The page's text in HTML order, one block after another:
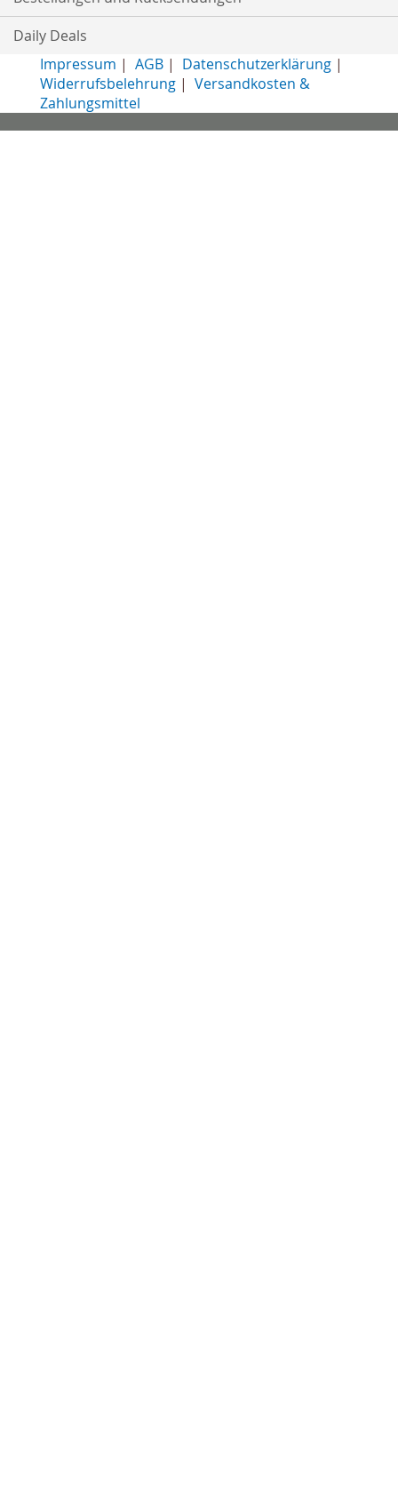
Daily Deals
Impressum | AGB| Datenschutzerklärung|
Widerrufsbelehrung| Versandkosten &
Zahlungsmittel